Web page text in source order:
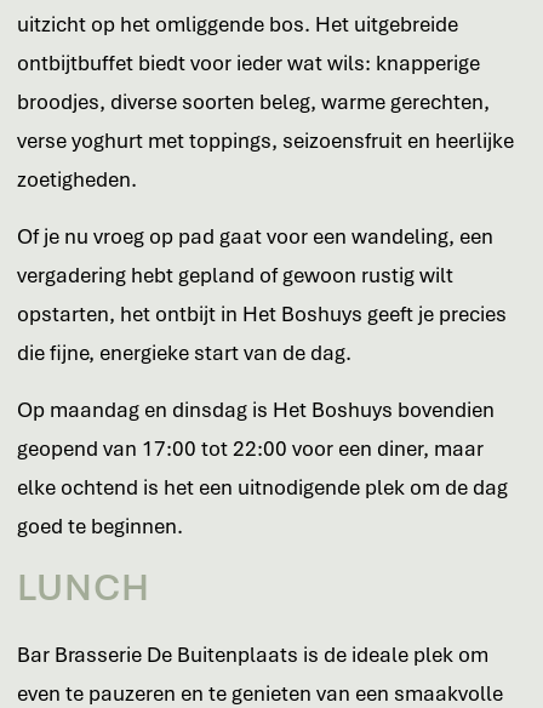
uitzicht op het omliggende bos. Het uitgebreide
ontbijtbuffet biedt voor ieder wat wils: knapperige
broodjes, diverse soorten beleg, warme gerechten,
verse yoghurt met toppings, seizoensfruit en heerlijke
zoetigheden.
Of je nu vroeg op pad gaat voor een wandeling, een
vergadering hebt gepland of gewoon rustig wilt
opstarten, het ontbijt in Het Boshuys geeft je precies
die fijne, energieke start van de dag.
Op maandag en dinsdag is Het Boshuys bovendien
geopend van 17:00 tot 22:00 voor een diner, maar
elke ochtend is het een uitnodigende plek om de dag
goed te beginnen.
LUNCH
Bar Brasserie De Buitenplaats is de ideale plek om
even te pauzeren en te genieten van een smaakvolle